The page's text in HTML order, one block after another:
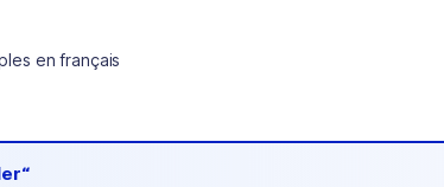
en français